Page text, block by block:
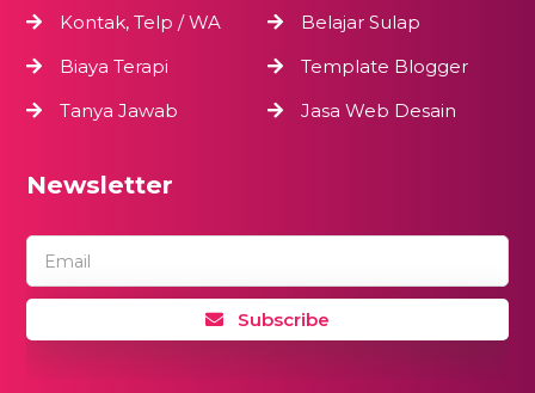
Kontak, Telp / WA
Biaya Terapi
Tanya Jawab
Belajar Sulap
Template Blogger
Jasa Web Desain
Newsletter
Email
Subscribe